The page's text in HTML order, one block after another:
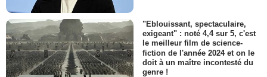
"Eblouissant, spectaculaire,
exigeant" : noté 4,4 sur 5, c'est
le meilleur film de science-
fiction de l'année 2024 et on le
doit à un maître incontesté du
genre !